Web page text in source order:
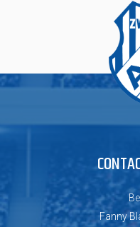
Fanny